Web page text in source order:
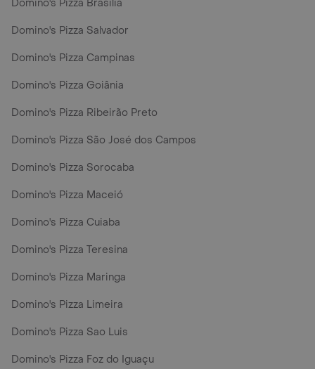
Domino's Pizza Brasilia
Domino's Pizza Salvador
Domino's Pizza Campinas
Domino's Pizza Goiânia
Domino's Pizza Ribeirão Preto
Domino's Pizza São José dos Campos
Domino's Pizza Sorocaba
Domino's Pizza Maceió
Domino's Pizza Cuiaba
Domino's Pizza Teresina
Domino's Pizza Maringa
Domino's Pizza Limeira
Domino's Pizza Sao Luis
Domino's Pizza Foz do Iguaçu